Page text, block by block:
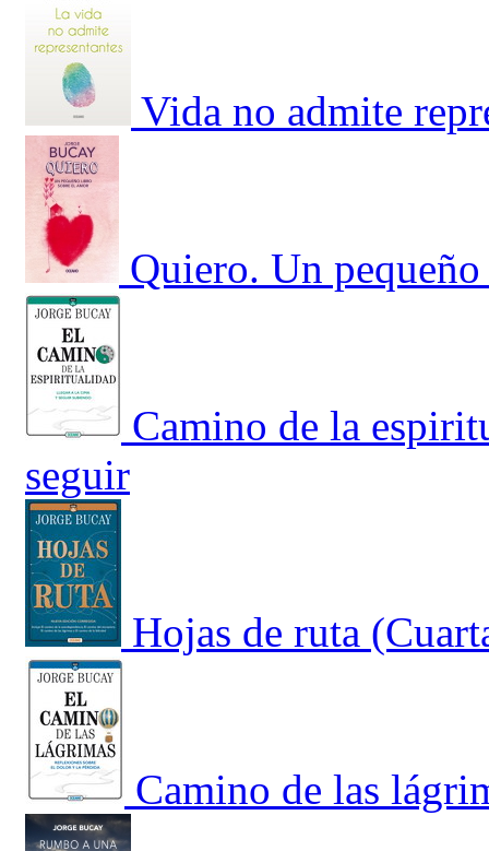
Vida no admite
Quiero. Un
Camino de la
seguir
Hojas de ruta
Camino de las